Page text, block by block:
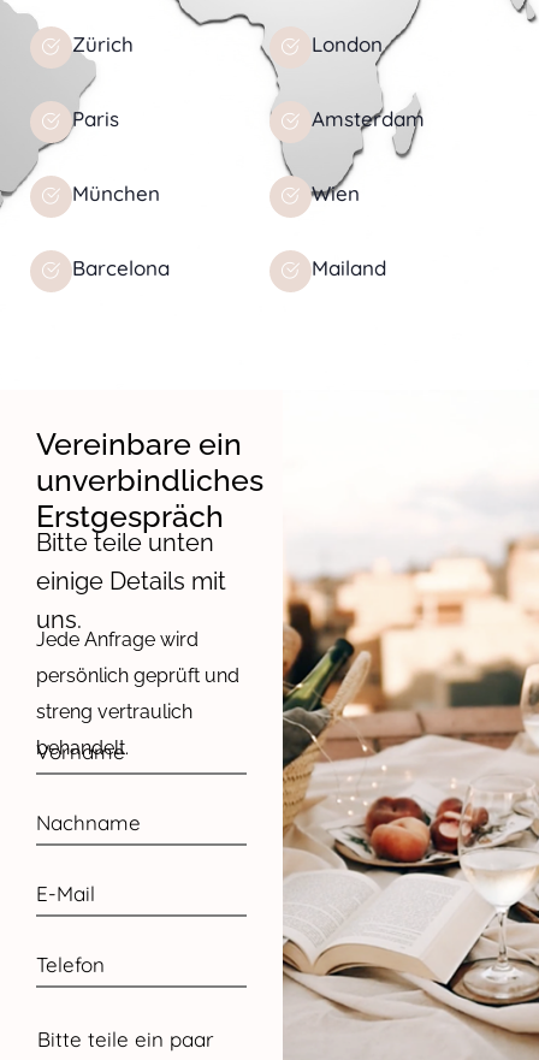
Zürich London
Paris
München
Barcelona
Amsterdam
Wien
Mailand
Vereinbare ein
unverbindliches
Erstgespräch
Bitte teile unten
einige Details mit
uns.
Jede Anfrage wird
persönlich geprüft und
streng vertraulich
behandelt.